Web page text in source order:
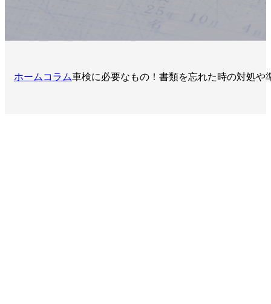
ホーム コラム車検に必要なもの！書類を忘れた時の対処や